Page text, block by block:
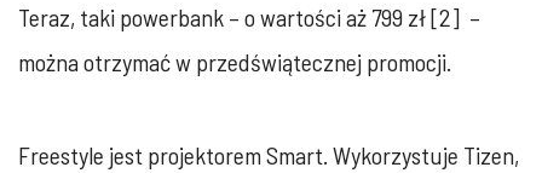
Teraz, taki powerbank – o wartości aż 799 zł [2] ‎ ‎–
można otrzymać w przedświątecznej promocji.‎
Freestyle jest projektorem Smart. Wykorzystuje Tizen,